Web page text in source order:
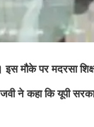
पर मदरसा
ने कहा कि यूपी